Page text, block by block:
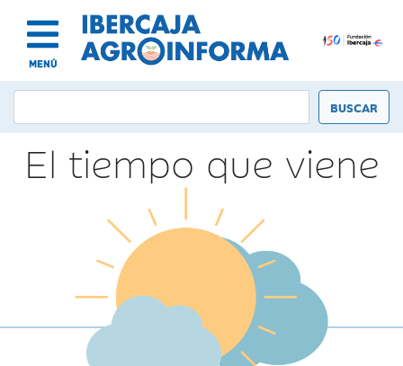
MENÚ
El tiempo que viene